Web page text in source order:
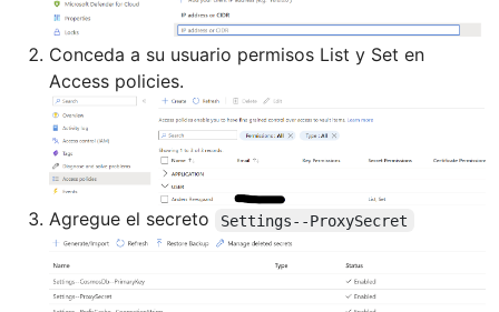
Conceda a su usuario permisos List y Set en
Access policies.
Agregue el secreto Settings--ProxySecret